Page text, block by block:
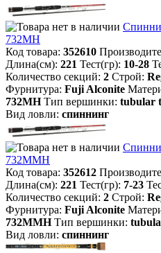
732MH
Код товара: 352610
Длина(см): 221 Тест(гр): 10-28
Количество секций: 2 Строй:
Фурнитура: Fuji Alconite
732MH Тип вершинки: tubular
Вид ловли: спиннинг
732MMH
Код товара: 352612
Длина(см): 221 Тест(гр): 7-23
Количество секций: 2 Строй:
Фурнитура: Fuji Alconite
732MMH Тип вершинки:
Вид ловли: спиннинг